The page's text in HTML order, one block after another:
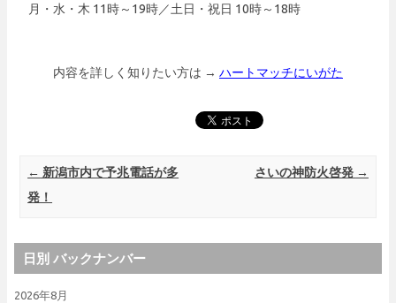
月・水・木 11時～19時／土日・祝日 10時～18時
内容を詳しく知りたい方は → ハートマッチにいがた
Post navigation
← 新潟市内で予兆電話が多
発！
さいの神防火啓発 →
日別 バックナンバー
2026年8月